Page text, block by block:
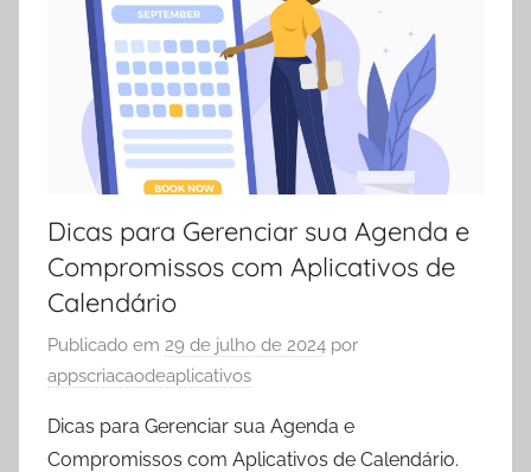
Dicas para Gerenciar sua Agenda e
Compromissos com Aplicativos de
Calendário
Publicado em 29 de julho de 2024 por
appscriacaodeaplicativos
Dicas para Gerenciar sua Agenda e
Compromissos com Aplicativos de Calendário.